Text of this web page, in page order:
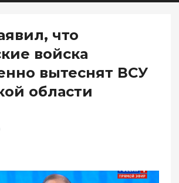
что
войска
вытеснят ВСУ
области